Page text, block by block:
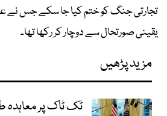
تجارتی جنگ کو ختم کیا جا سکے جس نے
یقینی صورتحال سے دوچار کر رکھا تھا۔
مزید پڑھیں
ٹک ٹاک پر معاہدہ